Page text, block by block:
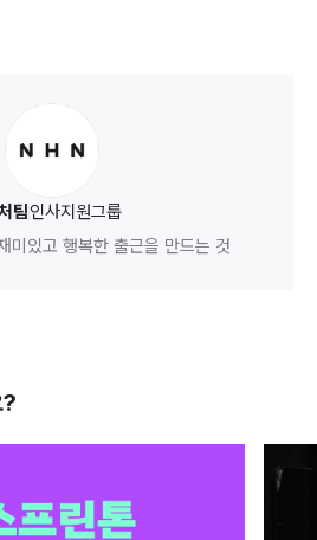
팀인사지원그룹
미있고 행복한 출근을 만드는 것